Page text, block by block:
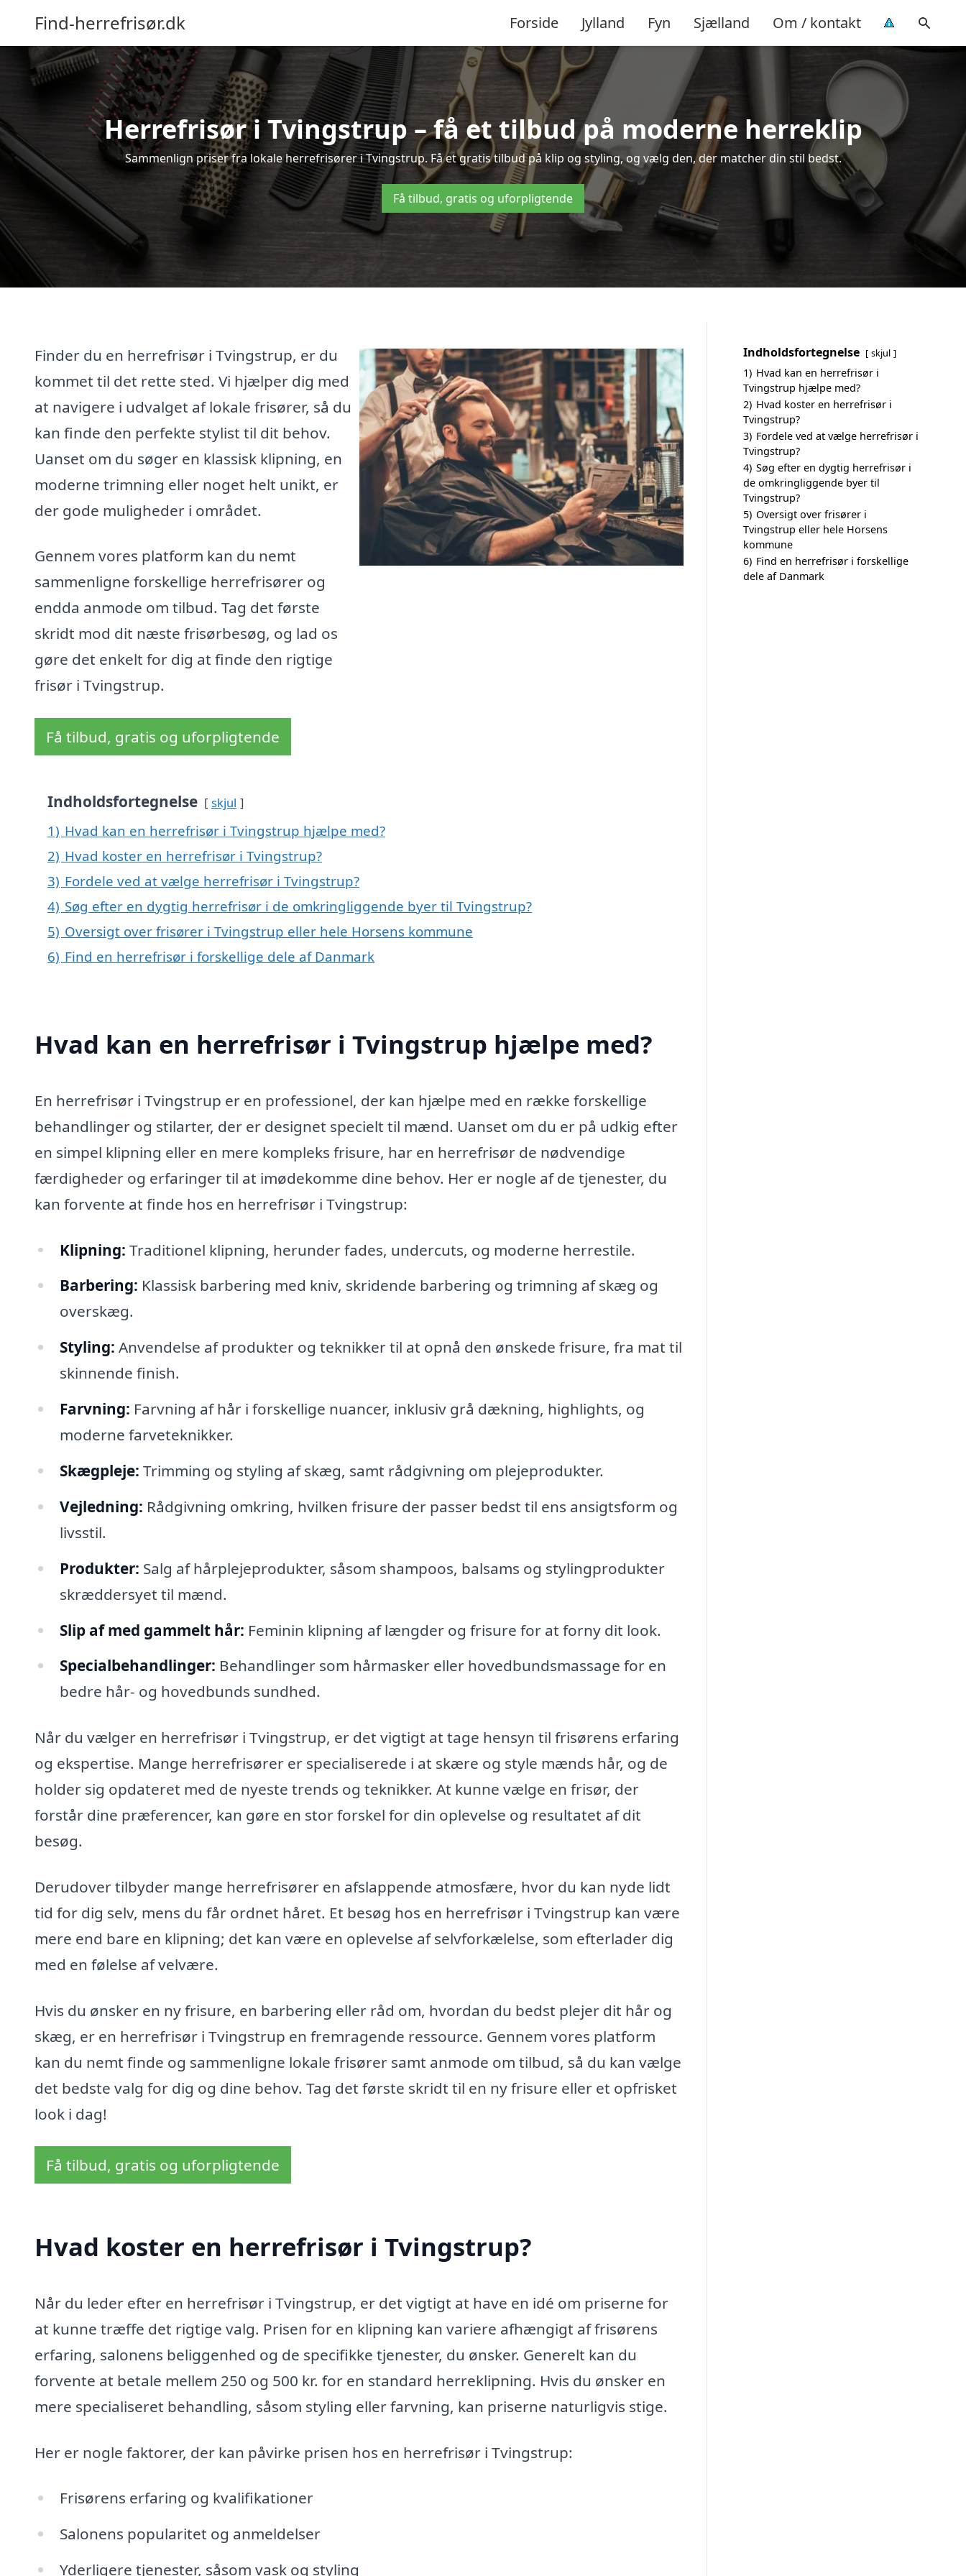
Find-herrefrisør.dk Forside Jylland Fyn Sjælland Om / kontakt
Herrefrisør i Tvingstrup – få et tilbud på moderne herreklip
Sammenlign priser fra lokale herrefrisører i Tvingstrup. Få et gratis tilbud på klip og styling, og vælg den, der matcher din stil bedst.
Få tilbud, gratis og uforpligtende
Finder du en herrefrisør i Tvingstrup, er du
kommet til det rette sted. Vi hjælper dig med
at navigere i udvalget af lokale frisører, så du
kan finde den perfekte stylist til dit behov.
Uanset om du søger en klassisk klipning, en
moderne trimning eller noget helt unikt, er
der gode muligheder i området.
Gennem vores platform kan du nemt
sammenligne forskellige herrefrisører og
endda anmode om tilbud. Tag det første
skridt mod dit næste frisørbesøg, og lad os
gøre det enkelt for dig at finde den rigtige
frisør i Tvingstrup.
Få tilbud, gratis og uforpligtende
Indholdsfortegnelse skjul
1) Hvad kan en herrefrisør i Tvingstrup hjælpe med?
2) Hvad koster en herrefrisør i Tvingstrup?
3) Fordele ved at vælge herrefrisør i Tvingstrup?
4) Søg efter en dygtig herrefrisør i de omkringliggende byer til Tvingstrup?
5) Oversigt over frisører i Tvingstrup eller hele Horsens kommune
6) Find en herrefrisør i forskellige dele af Danmark
Hvad kan en herrefrisør i Tvingstrup hjælpe med?
En herrefrisør i Tvingstrup er en professionel, der kan hjælpe med en række forskellige
behandlinger og stilarter, der er designet specielt til mænd. Uanset om du er på udkig efter
en simpel klipning eller en mere kompleks frisure, har en herrefrisør de nødvendige
færdigheder og erfaringer til at imødekomme dine behov. Her er nogle af de tjenester, du
kan forvente at finde hos en herrefrisør i Tvingstrup:
Klipning: Traditionel klipning, herunder fades, undercuts, og moderne herrestile.
Barbering: Klassisk barbering med kniv, skridende barbering og trimning af skæg og
overskæg.
Styling: Anvendelse af produkter og teknikker til at opnå den ønskede frisure, fra mat til
skinnende finish.
Farvning: Farvning af hår i forskellige nuancer, inklusiv grå dækning, highlights, og
moderne farveteknikker.
Skægpleje: Trimming og styling af skæg, samt rådgivning om plejeprodukter.
Vejledning: Rådgivning omkring, hvilken frisure der passer bedst til ens ansigtsform og
livsstil.
Produkter: Salg af hårplejeprodukter, såsom shampoos, balsams og stylingprodukter
skræddersyet til mænd.
Slip af med gammelt hår: Feminin klipning af længder og frisure for at forny dit look.
Specialbehandlinger: Behandlinger som hårmasker eller hovedbundsmassage for en
bedre hår- og hovedbunds sundhed.
Når du vælger en herrefrisør i Tvingstrup, er det vigtigt at tage hensyn til frisørens erfaring
og ekspertise. Mange herrefrisører er specialiserede i at skære og style mænds hår, og de
holder sig opdateret med de nyeste trends og teknikker. At kunne vælge en frisør, der
forstår dine præferencer, kan gøre en stor forskel for din oplevelse og resultatet af dit
besøg.
Derudover tilbyder mange herrefrisører en afslappende atmosfære, hvor du kan nyde lidt
tid for dig selv, mens du får ordnet håret. Et besøg hos en herrefrisør i Tvingstrup kan være
mere end bare en klipning; det kan være en oplevelse af selvforkælelse, som efterlader dig
med en følelse af velvære.
Hvis du ønsker en ny frisure, en barbering eller råd om, hvordan du bedst plejer dit hår og
skæg, er en herrefrisør i Tvingstrup en fremragende ressource. Gennem vores platform
kan du nemt finde og sammenligne lokale frisører samt anmode om tilbud, så du kan vælge
det bedste valg for dig og dine behov. Tag det første skridt til en ny frisure eller et opfrisket
look i dag!
Få tilbud, gratis og uforpligtende
Hvad koster en herrefrisør i Tvingstrup?
Når du leder efter en herrefrisør i Tvingstrup, er det vigtigt at have en idé om priserne for
at kunne træffe det rigtige valg. Prisen for en klipning kan variere afhængigt af frisørens
erfaring, salonens beliggenhed og de specifikke tjenester, du ønsker. Generelt kan du
forvente at betale mellem 250 og 500 kr. for en standard herreklipning. Hvis du ønsker en
mere specialiseret behandling, såsom styling eller farvning, kan priserne naturligvis stige.
Her er nogle faktorer, der kan påvirke prisen hos en herrefrisør i Tvingstrup:
Frisørens erfaring og kvalifikationer
Salonens popularitet og anmeldelser
Yderligere tjenester, såsom vask og styling
Indholdsfortegnelse skjul
1) Hvad kan en herrefrisør i
Tvingstrup hjælpe med?
2) Hvad koster en herrefrisør i
Tvingstrup?
3) Fordele ved at vælge herrefrisør i
Tvingstrup?
4) Søg efter en dygtig herrefrisør i
de omkringliggende byer til
Tvingstrup?
5) Oversigt over frisører i
Tvingstrup eller hele Horsens
kommune
6) Find en herrefrisør i forskellige
dele af Danmark